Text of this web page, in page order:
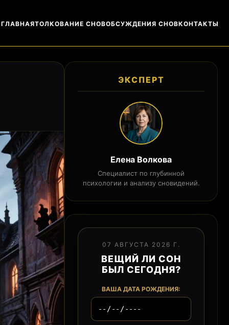
ГЛАВНАЯТОЛКОВАНИЕ СНОВОБСУЖДЕНИЯ СНОВКОНТАКТЫ
ЭКСПЕРТ
Елена Волкова
Специалист по глубинной
психологии и анализу сновидений.
07 АВГУСТА 2026 Г.
ВЕЩИЙ ЛИ СОН
БЫЛ СЕГОДНЯ?
ВАША ДАТА РОЖДЕНИЯ: